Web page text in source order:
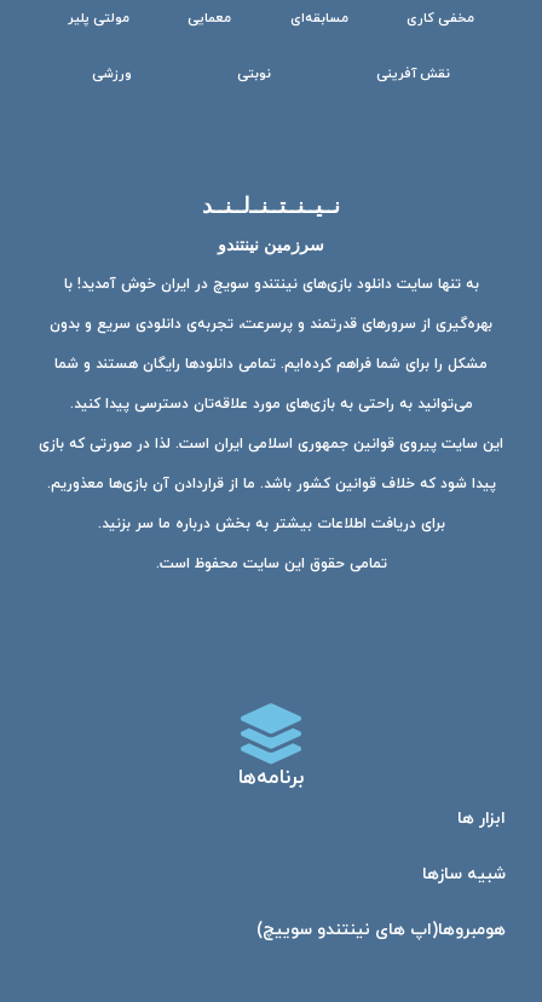
مخفی کاری مسابقه‌ای معمایی مولتی پلیر
نقش آفرینی نوبتی ورزشی
نــیــنــتــنــ‌لــنــد
سرزمین نینتندو
به تنها سایت دانلود بازی‌های نینتندو سویچ در ایران خوش آمدید! با
بهره‌گیری از سرورهای قدرتمند و پرسرعت، تجربه‌ی دانلودی سریع و بدون
مشکل را برای شما فراهم کرده‌ایم. تمامی دانلودها رایگان هستند و شما
می‌توانید به راحتی به بازی‌های مورد علاقه‌تان دسترسی پیدا کنید.
این سایت پیروی قوانین جمهوری اسلامی ایران است. لذا در صورتی که بازی
پیدا شود که خلاف قوانین کشور باشد. ما از قراردادن آن بازی‌ها معذوریم.
برای دریافت اطلاعات بیشتر به بخش درباره ما سر بزنید.
تمامی حقوق این سایت محفوظ است.
برنامه‌ها
ابزار ها
شبیه ساز‌ها
هومبرو‌ها(اپ های نینتندو سوییچ)